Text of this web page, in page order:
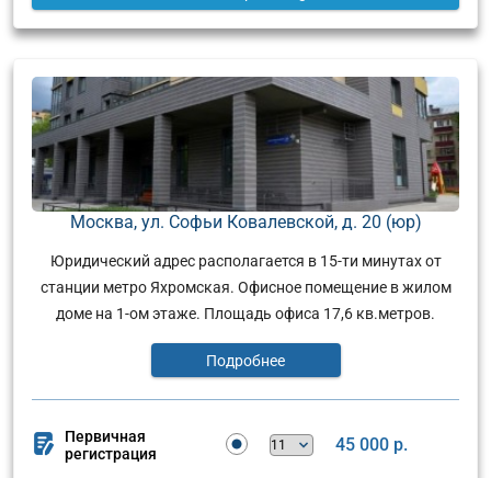
Москва, ул. Софьи Ковалевской, д. 20 (юр)
Юридический адрес располагается в 15-ти минутах от
станции метро Яхромская. Офисное помещение в жилом
доме на 1-ом этаже. Площадь офиса 17,6 кв.метров.
Подробнее
Первичная
регистрация
45 000 р.